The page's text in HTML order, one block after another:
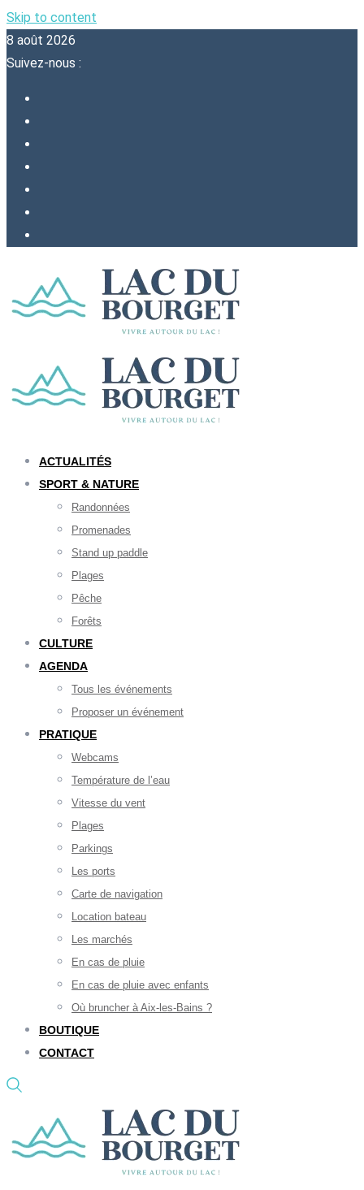
Skip to content
8 août 2026
Suivez-nous :
ACTUALITÉS
SPORT & NATURE
Randonnées
Promenades
Stand up paddle
Plages
Pêche
Forêts
CULTURE
AGENDA
Tous les événements
Proposer un événement
PRATIQUE
Webcams
Température de l’eau
Vitesse du vent
Plages
Parkings
Les ports
Carte de navigation
Location bateau
Les marchés
En cas de pluie
En cas de pluie avec enfants
Où bruncher à Aix-les-Bains ?
BOUTIQUE
CONTACT